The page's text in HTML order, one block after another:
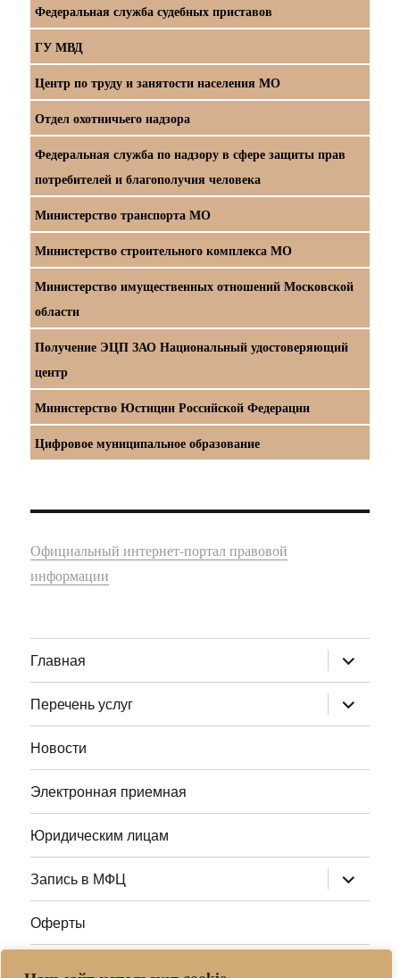
Федеральная служба судебных приставов
ГУ МВД
Центр по труду и занятости населения МО
Отдел охотничьего надзора
Федеральная служба по надзору в сфере защиты прав
потребителей и благополучия человека
Министерство транспорта МО
Министерство строительного комплекса МО
Министерство имущественных отношений Московской
области
Получение ЭЦП ЗАО Национальный удостоверяющий
центр
Министерство Юстиции Российской Федерации
Цифровое муниципальное образование
Официальный интернет-портал правовой
информации
Главная раскрыть
дочернее
меню
Перечень услуг
раскрыть
дочернее
меню
Новости
Электронная приемная
Юридическим лицам
Запись в МФЦ раскрыть
дочернее
меню
Оферты